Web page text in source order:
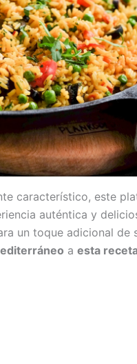
característico, este
auténtica y
un toque adicional de
a esta